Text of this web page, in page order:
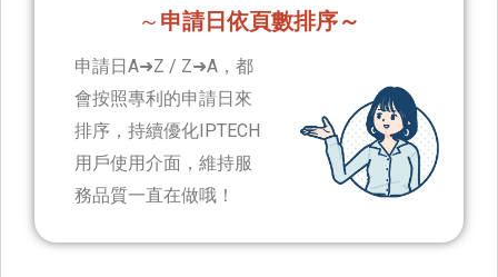
～ 申請日依頁數排序～
申請日A➜Z / Z➜A，都
會按照專利的申請日來
排序，持續優化IPTECH
用戶使用介面，維持服
務品質一直在做哦！